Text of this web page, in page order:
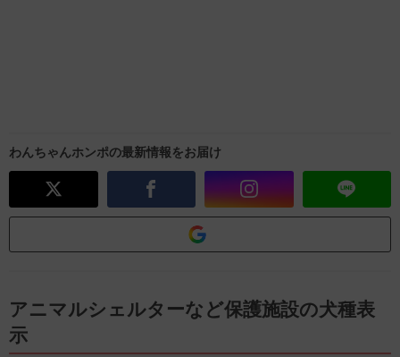
わんちゃんホンポの最新情報をお届け
アニマルシェルターなど保護施設の犬種表
示